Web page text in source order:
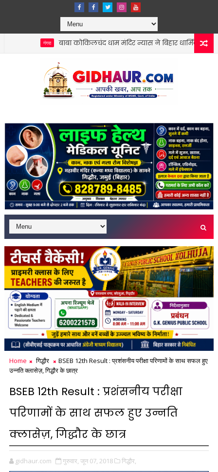
बाबा कोकिलचंद धाम मंदिर न्यास ने बिहार धार्मिक न्यास पर्षद को सौंपी
Home गिद्धौर
BSEB 12th Result : प्रशंसनीय परीक्षा परिणामों के साथ सफल हुए
उन्नति क्लासेज़, गिद्धौर के छात्र
BSEB 12th Result : प्रशंसनीय परीक्षा
परिणामों के साथ सफल हुए उन्नति
क्लासेज़, गिद्धौर के छात्र
gidhaur.com गुरुवार, जून 07, 2018 गिद्धौर,